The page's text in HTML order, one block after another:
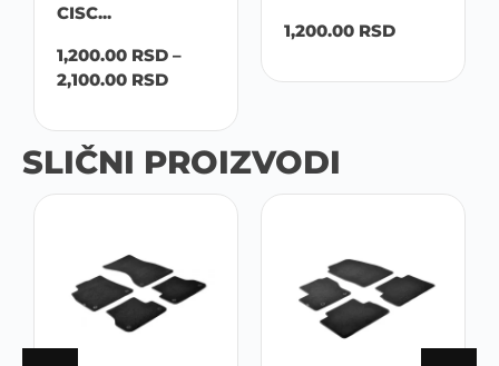
CISC...
1,200.00 RSD –
2,100.00 RSD
1,200.00 RSD
SLIČNI PROIZVODI